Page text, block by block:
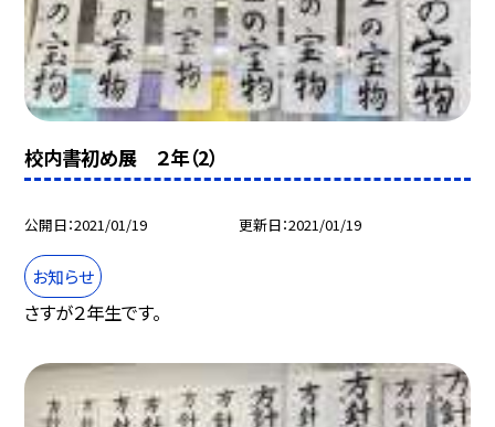
校内書初め展 ２年（2）
公開日 2021/01/19 更新日 2021/01/19
お知らせ
さすが２年生です。